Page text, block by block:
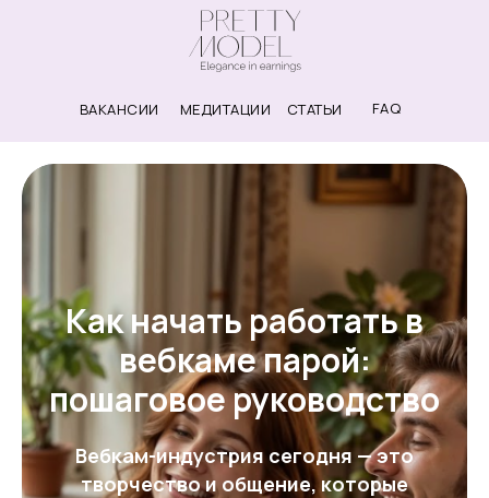
ВАКАНСИИ МЕДИТАЦИИ СТАТЬИ FAQ
Как начать работать в
вебкаме парой:
пошаговое руководство
Вебкам-индустрия сегодня — это
творчество и общение, которые